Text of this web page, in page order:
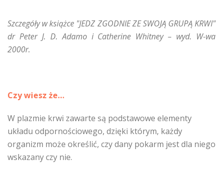
Szczegóły w książce "JEDZ ZGODNIE ZE SWOJĄ GRUPĄ KRWI"
dr Peter J. D. Adamo i Catherine Whitney – wyd. W-wa
2000r.
Czy wiesz że…
W plazmie krwi zawarte są podstawowe elementy
układu odpornościowego, dzięki którym, każdy
organizm może określić, czy dany pokarm jest dla niego
wskazany czy nie.